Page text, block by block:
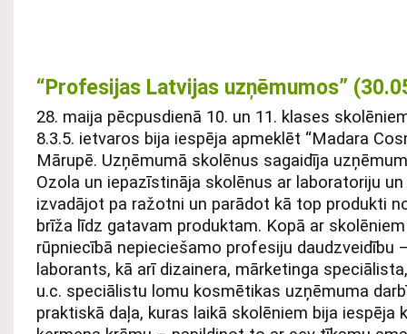
“Profesijas Latvijas uzņēmumos”
28. maija pēcpusdienā 10. un 11. klases
8.3.5. ietvaros bija iespēja apmeklēt “Madara
Mārupē. Uzņēmumā skolēnus sagaidīja
Ozola un iepazīstināja skolēnus ar laboratoriju
izvadājot pa ražotni un parādot kā top produkti
brīža līdz gatavam produktam. Kopā ar
rūpniecībā nepieciešamo profesiju daudzveidību
laborants, kā arī dizainera, mārketinga
u.c. speciālistu lomu kosmētikas uzņēmuma
praktiskā daļa, kuras laikā skolēniem bija iespēja